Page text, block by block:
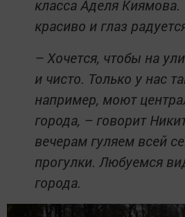
класса Аделя
красиво и глаз
– Хочется, чтобы на
и чисто. Только у нас
например, моют
города, – говорит
вечерам гуляем всей
прогулки. Любуемся
города.